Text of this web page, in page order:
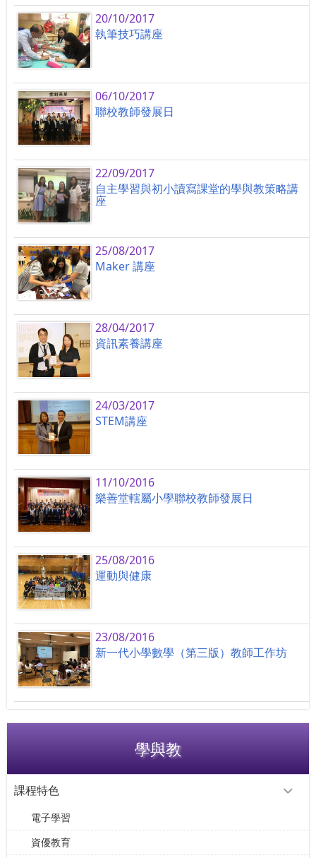
20/10/2017
執筆技巧講座
06/10/2017
聯校教師發展日
22/09/2017
自主學習與初小讀寫課堂的學與教策略講
座
25/08/2017
Maker 講座
28/04/2017
資訊素養講座
24/03/2017
STEM講座
11/10/2016
樂善堂轄屬小學聯校教師發展日
25/08/2016
運動與健康
23/08/2016
新一代小學數學（第三版）教師工作坊
學與教
課程特色
電子學習
資優教育